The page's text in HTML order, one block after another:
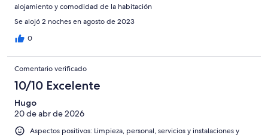
alojamiento y comodidad de la habitación
Se alojó 2 noches en agosto de 2023
0
Comentario verificado
10/10 Excelente
Hugo
20 de abr de 2026
Aspectos positivos: Limpieza, personal, servicios y instalaciones y